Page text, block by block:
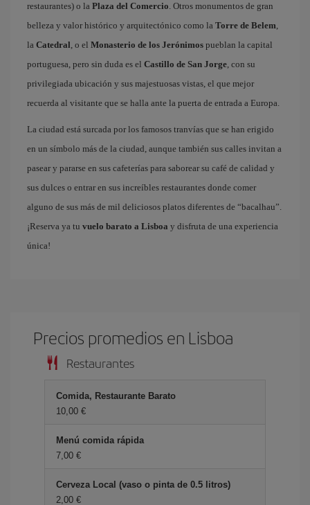
restaurantes) o la Plaza del Comercio. Otros monumentos de gran
belleza y valor histórico y arquitectónico como la Torre de Belem,
la Catedral, o el Monasterio de los Jerónimos pueblan la capital
portuguesa, pero sin duda es el Castillo de San Jorge, con su
privilegiada ubicación y sus majestuosas vistas, el que mejor
recuerda al visitante que se halla ante la puerta de entrada a Europa.
La ciudad está surcada por los famosos tranvías que se han erigido
en un símbolo más de la ciudad, aunque también sus calles invitan a
pasear y pararse en sus cafeterías para saborear su café de calidad y
sus dulces o entrar en sus increíbles restaurantes donde comer
alguno de sus más de mil deliciosos platos diferentes de “bacalhau”.
¡Reserva ya tu vuelo barato a Lisboa y disfruta de una experiencia
única!
Precios promedios en Lisboa
Restaurantes
Comida, Restaurante Barato
10,00 €
Menú comida rápida
7,00 €
Cerveza Local (vaso o pinta de 0.5 litros)
2,00 €